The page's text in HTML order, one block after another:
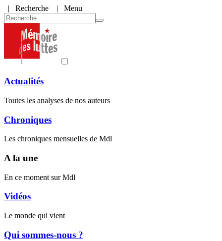
| Recherche | Menu
Actualités
Toutes les analyses de nos auteurs
Chroniques
Les chroniques mensuelles de Mdl
A la une
En ce moment sur Mdl
Vidéos
Le monde qui vient
Qui sommes-nous ?